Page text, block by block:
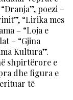
poezi –
“Lirika mes
– “Loja e
– “Gjina
Kultura”.
shpirtërore e
dhe figura e
të